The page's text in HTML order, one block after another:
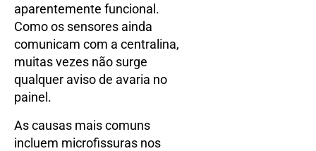
aparentemente funcional.
Como os sensores ainda
comunicam com a centralina,
muitas vezes não surge
qualquer aviso de avaria no
painel.
As causas mais comuns
incluem microfissuras nos